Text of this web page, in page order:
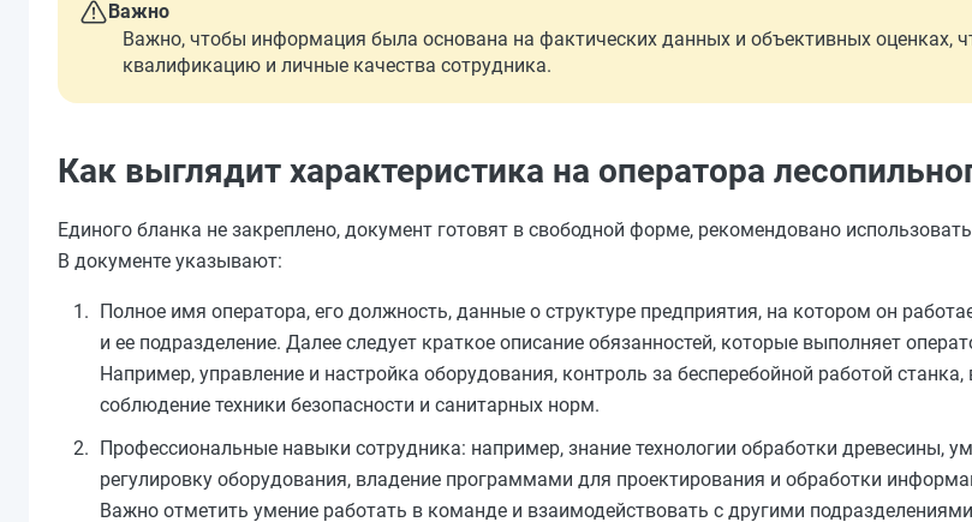
Важно
Важно, чтобы информация была основана на фактических данных и объективных оценках,
квалификацию и личные качества сотрудника.
Как выглядит характеристика на оператора
Единого бланка не закреплено, документ готовят в свободной форме, рекомендовано
В документе указывают:
Полное имя оператора, его должность, данные о структуре предприятия, на котором он
и ее подразделение. Далее следует краткое описание обязанностей, которые выполняет
Например, управление и настройка оборудования, контроль за бесперебойной работой
соблюдение техники безопасности и санитарных норм.
Профессиональные навыки сотрудника: например, знание технологии обработки древесины,
регулировку оборудования, владение программами для проектирования и обработки
Важно отметить умение работать в команде и взаимодействовать с другими